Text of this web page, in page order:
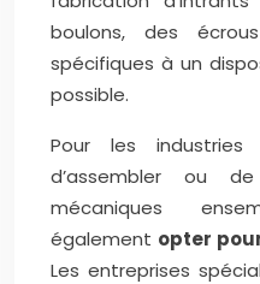
boulons, des
spécifiques à un
possible.
Pour les
d’assembler ou
mécaniques
également opter
Les entreprises